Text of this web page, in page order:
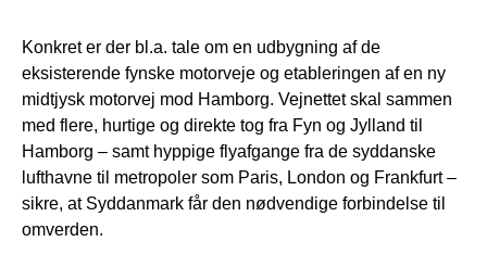
Konkret er der bl.a. tale om en udbygning af de
eksisterende fynske motorveje og etableringen af en ny
midtjysk motorvej mod Hamborg. Vejnettet skal sammen
med flere, hurtige og direkte tog fra Fyn og Jylland til
Hamborg – samt hyppige flyafgange fra de syddanske
lufthavne til metropoler som Paris, London og Frankfurt –
sikre, at Syddanmark får den nødvendige forbindelse til
omverden.